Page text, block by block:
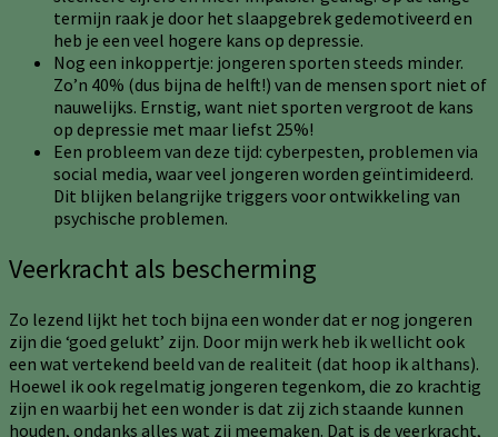
termijn raak je door het slaapgebrek gedemotiveerd en
heb je een veel hogere kans op depressie.
Nog een inkoppertje: jongeren sporten steeds minder.
Zo’n 40% (dus bijna de helft!) van de mensen sport niet of
nauwelijks. Ernstig, want niet sporten vergroot de kans
op depressie met maar liefst 25%!
Een probleem van deze tijd: cyberpesten, problemen via
social media, waar veel jongeren worden geïntimideerd.
Dit blijken belangrijke triggers voor ontwikkeling van
psychische problemen.
Veerkracht als bescherming
Zo lezend lijkt het toch bijna een wonder dat er nog jongeren
zijn die ‘goed gelukt’ zijn. Door mijn werk heb ik wellicht ook
een wat vertekend beeld van de realiteit (dat hoop ik althans).
Hoewel ik ook regelmatig jongeren tegenkom, die zo krachtig
zijn en waarbij het een wonder is dat zij zich staande kunnen
houden, ondanks alles wat zij meemaken. Dat is de veerkracht,